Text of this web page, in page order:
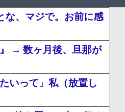
な、マジで。お前に感
→ 数ヶ月後、旦那が
いって」私（放置し